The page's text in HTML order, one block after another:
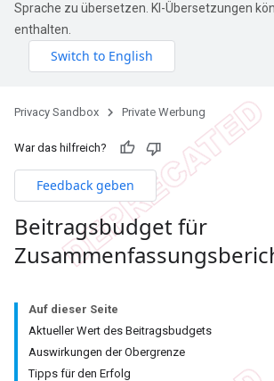
Sprache zu übersetzen. KI-Übersetzungen
enthalten.
Privacy Sandbox Private Werbung
War das hilfreich?
Feedback geben
Beitragsbudget für
Auf dieser Seite
Aktueller Wert des Beitragsbudgets
Auswirkungen der Obergrenze
Tipps für den Erfolg